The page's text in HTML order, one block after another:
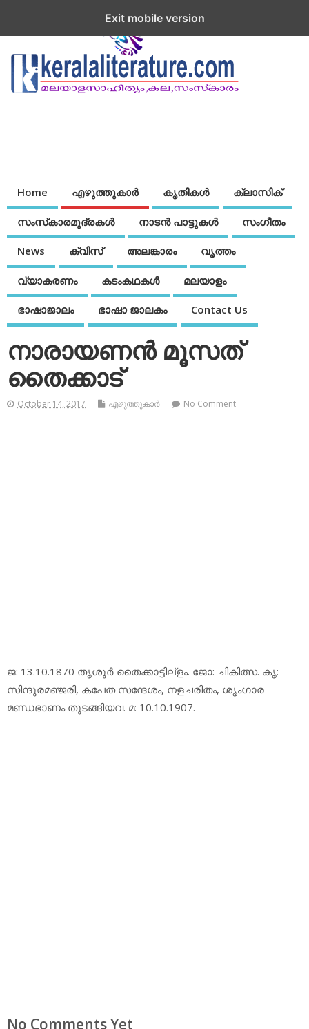
Home എഴുത്തുകാര്‍ കൃതികൾ ക്ലാസിക്
സംസ്‌കാരമുദ്രകള്‍ നാടന്‍ പാട്ടുകള്‍ സംഗീതം
News ക്വിസ് അലങ്കാരം വൃത്തം
വ്യാകരണം കടംകഥകള്‍ മലയാളം
ഭാഷാജാലം ഭാഷാ ജാലകം Contact Us
നാരായണന്‍ മൂസത്
തൈക്കാട്
October 14, 2017 എഴുത്തുകാര്‍ No Comment
ജ: 13.10.1870 തൃശൂര്‍ തൈക്കാട്ടില്‌ളം. ജോ: ചികിത്സ. കൃ:
സിന്ദൂരമഞ്ജരി, കപേത സന്ദേശം, നളചരിതം, ശൃംഗാര
മണ്ഡഭാണം തുടങ്ങിയവ. മ: 10.10.1907.
No Comments Yet
Exit mobile version